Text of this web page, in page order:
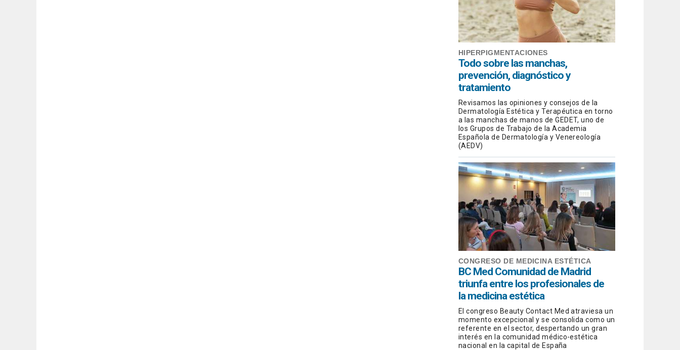
HIPERPIGMENTACIONES
Todo sobre las manchas,
prevención, diagnóstico y
tratamiento
Revisamos las opiniones y consejos de la
Dermatología Estética y Terapéutica en torno
a las manchas de manos de GEDET, uno de
los Grupos de Trabajo de la Academia
Española de Dermatología y Venereología
(AEDV)
CONGRESO DE MEDICINA ESTÉTICA
BC Med Comunidad de Madrid
triunfa entre los profesionales de
la medicina estética
El congreso Beauty Contact Med atraviesa un
momento excepcional y se consolida como un
referente en el sector, despertando un gran
interés en la comunidad médico-estética
nacional en la capital de España